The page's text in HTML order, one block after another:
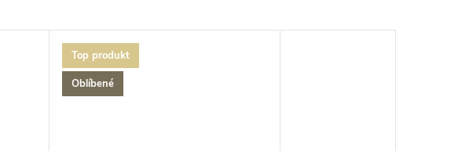
Top produkt
Oblíbené